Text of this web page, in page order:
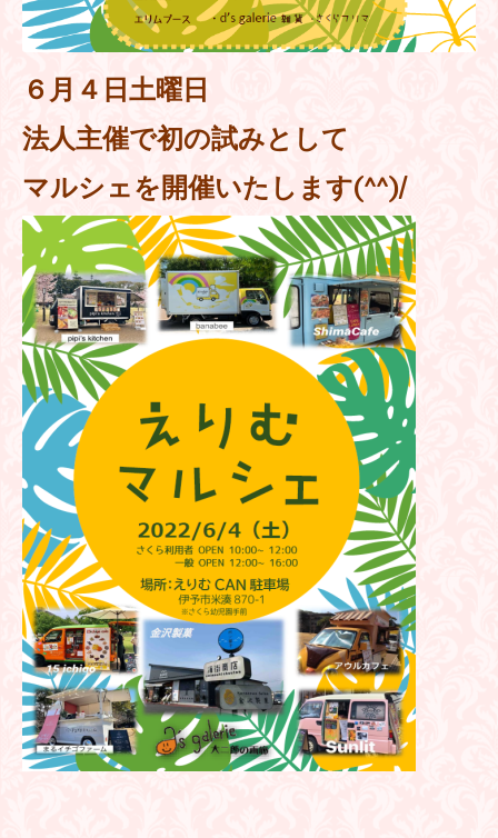
６月４日土曜日
法人主催で初の試みとして
マルシェを開催いたします(^^)/